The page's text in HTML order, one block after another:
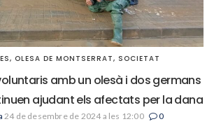
, OLESA DE MONTSERRAT, SOCIETAT
amb un olesà i dos germans
ajudant els afectats per la dana
24 de desembre de 2024 a les 12:00 0